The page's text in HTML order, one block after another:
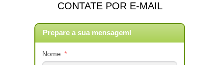
CONTATE POR E-MAIL
Prepare a sua mensagem!
Nome